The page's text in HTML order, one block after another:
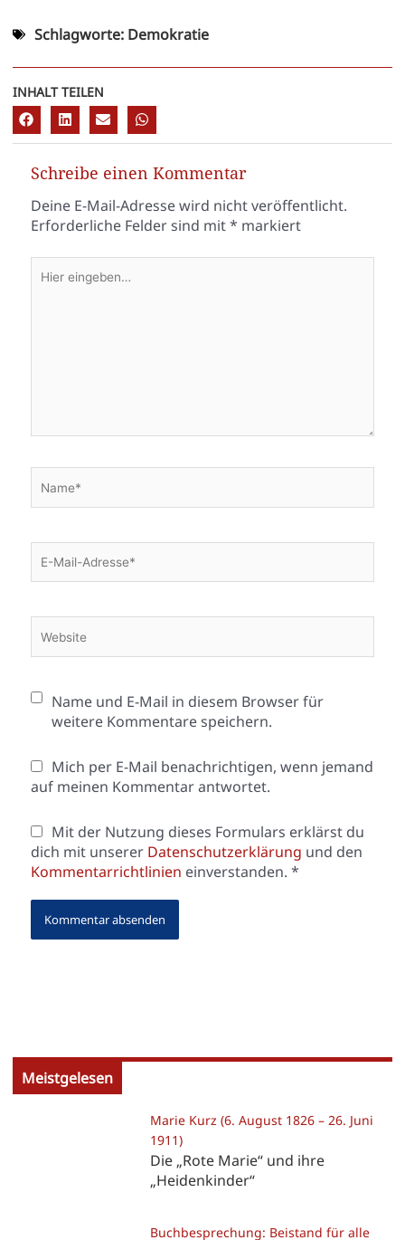
Schlagworte: Demokratie
INHALT TEILEN
Schreibe einen Kommentar
Deine E-Mail-Adresse wird nicht veröffentlicht.
Erforderliche Felder sind mit* markiert
eingeben…
Mail-
Name und E-Mail in diesem Browser für
weitere Kommentare speichern.
Mich per E-Mail benachrichtigen, wenn jemand
auf meinen Kommentar antwortet.
Mit der Nutzung dieses Formulars erklärst du
dich mit unserer Datenschutzerklärung und den
Kommentarrichtlinien einverstanden. *
Meistgelesen
Marie Kurz (6. August 1826 – 26. Juni
1911)
Die „Rote Marie“ und ihre
„Heidenkinder“
Buchbesprechung: Beistand für alle